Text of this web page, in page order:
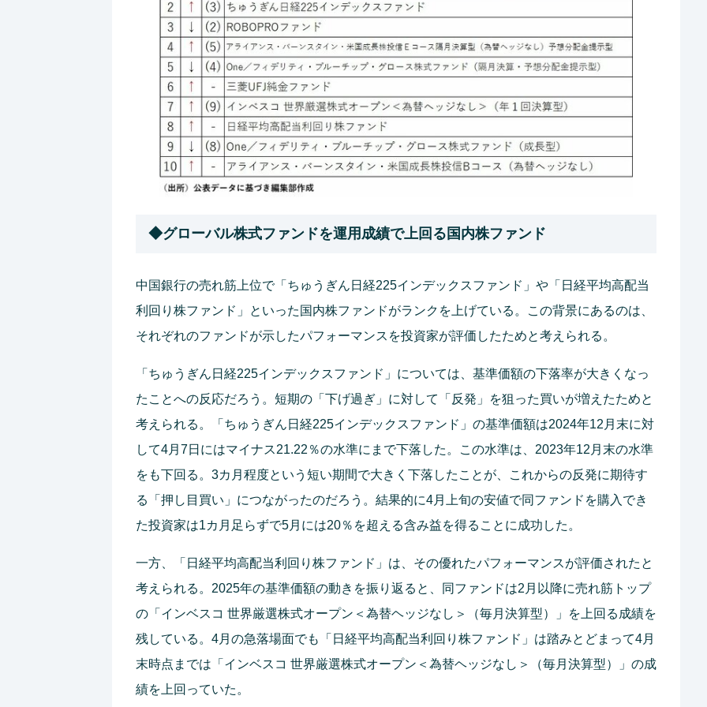
◆グローバル株式ファンドを運用成績で上回る国内株ファンド
中国銀行の売れ筋上位で「ちゅうぎん日経225インデックスファンド」や「日経平均高配当
利回り株ファンド」といった国内株ファンドがランクを上げている。この背景にあるのは、
それぞれのファンドが示したパフォーマンスを投資家が評価したためと考えられる。
「ちゅうぎん日経225インデックスファンド」については、基準価額の下落率が大きくなっ
たことへの反応だろう。短期の「下げ過ぎ」に対して「反発」を狙った買いが増えたためと
考えられる。「ちゅうぎん日経225インデックスファンド」の基準価額は2024年12月末に対
して4月7日にはマイナス21.22％の水準にまで下落した。この水準は、2023年12月末の水準
をも下回る。3カ月程度という短い期間で大きく下落したことが、これからの反発に期待す
る「押し目買い」につながったのだろう。結果的に4月上旬の安値で同ファンドを購入でき
た投資家は1カ月足らずで5月には20％を超える含み益を得ることに成功した。
一方、「日経平均高配当利回り株ファンド」は、その優れたパフォーマンスが評価されたと
考えられる。2025年の基準価額の動きを振り返ると、同ファンドは2月以降に売れ筋トップ
の「インベスコ 世界厳選株式オープン＜為替ヘッジなし＞（毎月決算型）」を上回る成績を
残している。4月の急落場面でも「日経平均高配当利回り株ファンド」は踏みとどまって4月
末時点までは「インベスコ 世界厳選株式オープン＜為替ヘッジなし＞（毎月決算型）」の成
績を上回っていた。